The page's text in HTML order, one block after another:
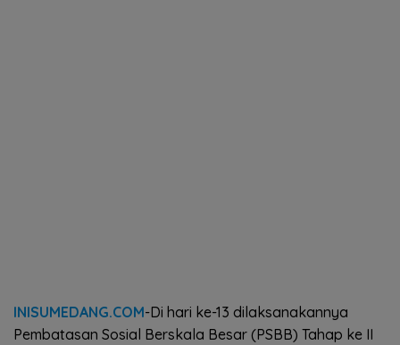
INISUMEDANG.COM-Di hari ke-13 dilaksanakannya
Pembatasan Sosial Berskala Besar (PSBB) Tahap ke II